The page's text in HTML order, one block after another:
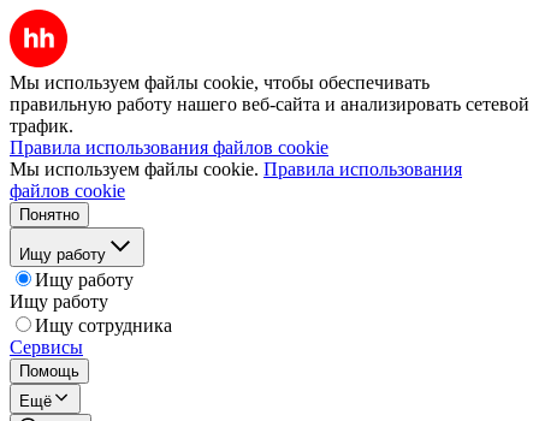
Мы используем файлы cookie, чтобы обеспечивать
правильную работу нашего веб-сайта и анализировать сетевой
трафик.
Правила использования файлов cookie
Мы используем файлы cookie. Правила использования
файлов cookie
Понятно
Ищу работу
Ищу работу
Ищу работу
Ищу сотрудника
Сервисы
Помощь
Ещё